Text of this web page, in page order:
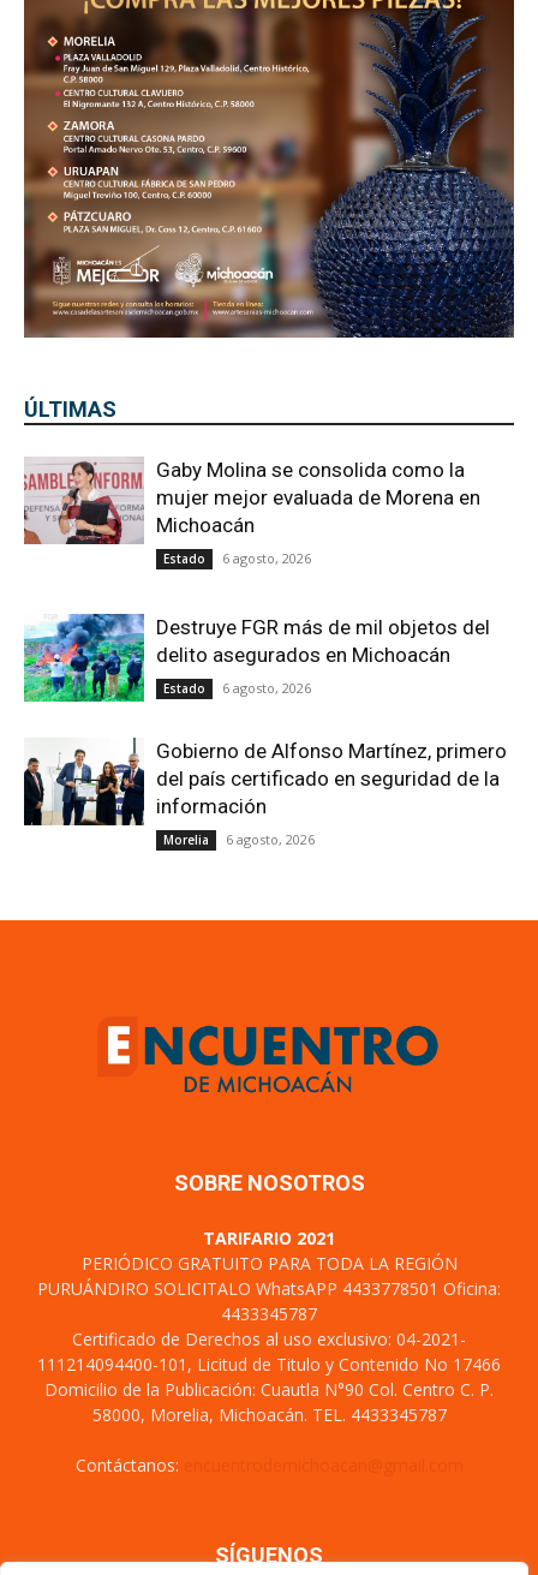
ÚLTIMAS
Gaby Molina se consolida como la
mujer mejor evaluada de Morena en
Michoacán
Estado 6 agosto, 2026
Destruye FGR más de mil objetos del
delito asegurados en Michoacán
Estado 6 agosto, 2026
Gobierno de Alfonso Martínez, primero
del país certificado en seguridad de la
información
Morelia 6 agosto, 2026
SOBRE NOSOTROS
TARIFARIO 2021
PERIÓDICO GRATUITO PARA TODA LA REGIÓN
PURUÁNDIRO SOLICITALO WhatsAPP 4433778501 Oficina:
4433345787
Certificado de Derechos al uso exclusivo: 04-2021-
111214094400-101, Licitud de Titulo y Contenido No 17466
Domicilio de la Publicación: Cuautla N°90 Col. Centro C. P.
58000, Morelia, Michoacán. TEL. 4433345787
Contáctanos:
SÍGUENOS